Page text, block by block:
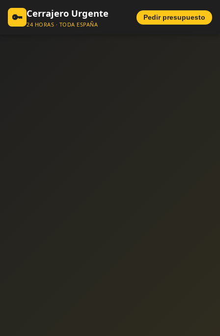
🔑 Cerrajero Urgente
24 HORAS · TODA ESPAÑA
Pedir presupuesto